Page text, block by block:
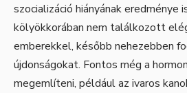
szocializáció hiányának eredménye
kölyökkorában nem találkozott
emberekkel, később nehezebben
újdonságokat. Fontos még a
megemlíteni, például az ivaros